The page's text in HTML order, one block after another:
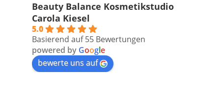
Beauty Balance Kosmetikstudio
Carola Kiesel
5.0
Basierend auf 55 Bewertungen
powered by Google
bewerte uns auf